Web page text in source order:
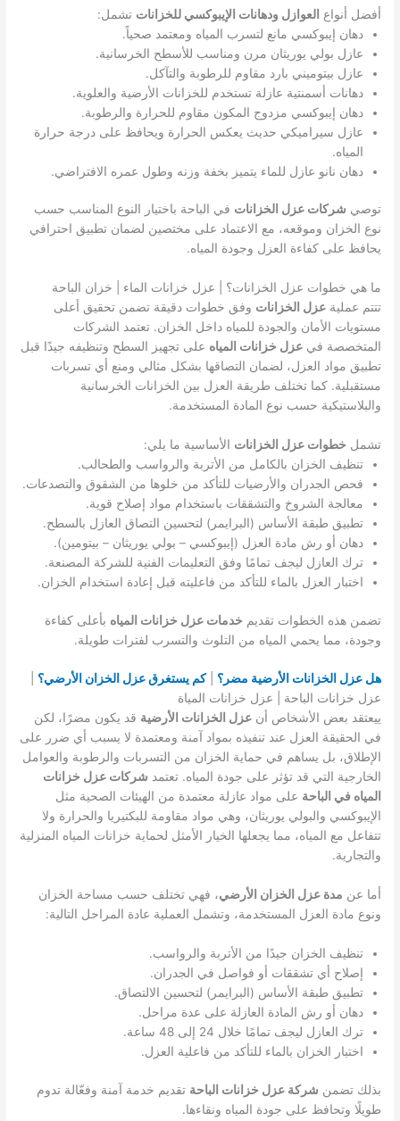
أفضل أنواع العوازل ودهانات الإيبوكسي للخزانات تشمل:
دهان إيبوكسي مانع لتسرب المياه ومعتمد صحياً.
عازل بولي يوريثان مرن ومناسب للأسطح الخرسانية.
عازل بيتوميني بارد مقاوم للرطوبة والتآكل.
دهانات أسمنتية عازلة تستخدم للخزانات الأرضية والعلوية.
دهان إيبوكسي مزدوج المكون مقاوم للحرارة والرطوبة.
عازل سيراميكي حديث يعكس الحرارة ويحافظ على درجة حرارة
المياه.
دهان نانو عازل للماء يتميز بخفة وزنه وطول عمره الافتراضي.
توصي شركات عزل الخزانات في الباحة باختيار النوع المناسب حسب
نوع الخزان وموقعه، مع الاعتماد على مختصين لضمان تطبيق احترافي
يحافظ على كفاءة العزل وجودة المياه.
ما هي خطوات عزل الخزانات؟ | عزل خزانات الماء | خزان الباحة
تتتم عمليةعزل الخزانات وفق خطوات دقيقة تضمن تحقيق أعلى
مستويات الأمان والجودة للمياه داخل الخزان. تعتمد الشركات
المتخصصة فيعزل خزانات المياه على تجهيز السطح وتنظيفه جيدًا قبل
تطبيق مواد العزل، لضمان التصاقها بشكل مثالي ومنع أي تسربات
مستقبلية. كما تختلف طريقة العزل بين الخزانات الخرسانية
والبلاستيكية حسب نوع المادة المستخدمة.
تشمل خطوات عزل الخزانات الأساسية ما يلي:
تنظيف الخزان بالكامل من الأتربة والرواسب والطحالب.
فحص الجدران والأرضيات للتأكد من خلوها من الشقوق والتصدعات.
معالجة الشروخ والتشققات باستخدام مواد إصلاح قوية.
تطبيق طبقة الأساس (البرايمر) لتحسين التصاق العازل بالسطح.
دهان أو رش مادة العزل (إيبوكسي – بولي يوريثان – بيتومين).
ترك العازل ليجف تمامًا وفق التعليمات الفنية للشركة المصنعة.
اختبار العزل بالماء للتأكد من فاعليته قبل إعادة استخدام الخزان.
تضمن هذه الخطوات تقديم خدمات عزل خزانات المياه بأعلى كفاءة
وجودة، مما يحمي المياه من التلوث والتسرب لفترات طويلة.
هل عزل الخزانات الأرضية مضر؟ |كم يستغرق عزل الخزان الأرضي؟
عزل خزانات الباحة | عزل خزانات المياة
ييعتقد بعض الأشخاص أنعزل الخزانات الأرضية قد يكون مضرًا، لكن
في الحقيقة العزل عند تنفيذه بمواد آمنة ومعتمدة لا يسبب أي ضرر على
الإطلاق، بل يساهم في حماية الخزان من التسربات والرطوبة والعوامل
الخارجية التي قد تؤثر على جودة المياه. تعتمد شركات عزل خزانات
المياه في الباحة على مواد عازلة معتمدة من الهيئات الصحية مثل
الإيبوكسي والبولي يوريثان، وهي مواد مقاومة للبكتيريا والحرارة ولا
تتفاعل مع المياه، مما يجعلها الخيار الأمثل لحماية خزانات المياه المنزلية
والتجارية.
أما عن مدة عزل الخزان الأرضي، فهي تختلف حسب مساحة الخزان
ونوع مادة العزل المستخدمة، وتشمل العملية عادة المراحل التالية:
تنظيف الخزان جيدًا من الأتربة والرواسب.
إصلاح أي تشققات أو فواصل في الجدران.
تطبيق طبقة الأساس (البرايمر) لتحسين الالتصاق.
دهان أو رش المادة العازلة على عدة مراحل.
ترك العازل ليجف تمامًا خلال 24 إلى 48 ساعة.
اختبار الخزان بالماء للتأكد من فاعلية العزل.
بذلك تضمن شركة عزل خزانات الباحة تقديم خدمة آمنة وفعّالة تدوم
طويلًا وتحافظ على جودة المياه ونقاءها.